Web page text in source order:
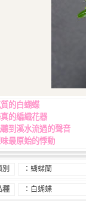
的白蝴蝶
的編織花器
到溪水流過的聲音
最原始的悸動
別 ：蝴蝶蘭
種 ：白蝴蝶